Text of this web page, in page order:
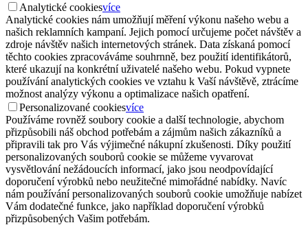
Analytické cookiesvíce
Analytické cookies nám umožňují měření výkonu našeho webu a
našich reklamních kampaní. Jejich pomocí určujeme počet návštěv a
zdroje návštěv našich internetových stránek. Data získaná pomocí
těchto cookies zpracováváme souhrnně, bez použití identifikátorů,
které ukazují na konkrétní uživatelé našeho webu. Pokud vypnete
používání analytických cookies ve vztahu k Vaší návštěvě, ztrácíme
možnost analýzy výkonu a optimalizace našich opatření.
Personalizované cookiesvíce
Používáme rovněž soubory cookie a další technologie, abychom
přizpůsobili náš obchod potřebám a zájmům našich zákazníků a
připravili tak pro Vás výjimečné nákupní zkušenosti. Díky použití
personalizovaných souborů cookie se můžeme vyvarovat
vysvětlování nežádoucích informací, jako jsou neodpovídající
doporučení výrobků nebo neužitečné mimořádné nabídky. Navíc
nám používání personalizovaných souborů cookie umožňuje nabízet
Vám dodatečné funkce, jako například doporučení výrobků
přizpůsobených Vašim potřebám.